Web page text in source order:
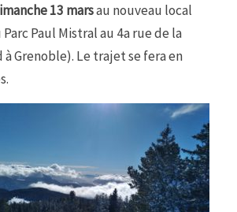
13 marsau nouveau local
Paul Mistral au 4a rue de la
à Grenoble). Le trajet se fera en